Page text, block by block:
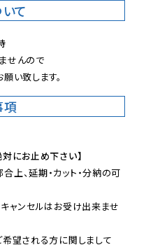
て
せんので
い致します。
項
にお止め下さい】
、延期・カット・分納の可
ャンセルはお受け出来ませ
希望される方に関しまして